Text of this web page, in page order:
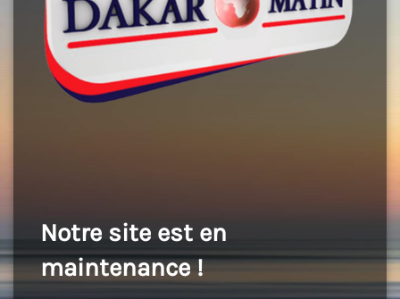
Notre site est en
maintenance !